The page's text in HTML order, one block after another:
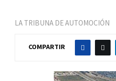
LA TRIBUNA DE AUTOMOCIÓN
COMPARTIR